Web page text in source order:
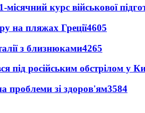
курс військової
на пляжах Греції4605
з близнюками4265
під російським обстрілом у
проблеми зі здоров'ям3584